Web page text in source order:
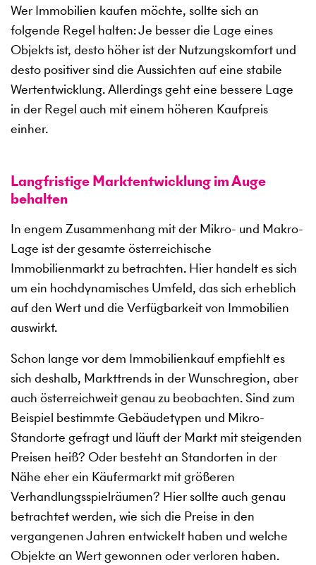
Wer Immobilien kaufen möchte, sollte sich an
folgende Regel halten: Je besser die Lage eines
Objekts ist, desto höher ist der Nutzungskomfort und
desto positiver sind die Aussichten auf eine stabile
Wertentwicklung. Allerdings geht eine bessere Lage
in der Regel auch mit einem höheren Kaufpreis
einher.
Langfristige Marktentwicklung im Auge
behalten
In engem Zusammenhang mit der Mikro- und Makro-
Lage ist der gesamte österreichische
Immobilienmarkt zu betrachten. Hier handelt es sich
um ein hochdynamisches Umfeld, das sich erheblich
auf den Wert und die Verfügbarkeit von Immobilien
auswirkt.
Schon lange vor dem Immobilienkauf empfiehlt es
sich deshalb, Markttrends in der Wunschregion, aber
auch österreichweit genau zu beobachten. Sind zum
Beispiel bestimmte Gebäudetypen und Mikro-
Standorte gefragt und läuft der Markt mit steigenden
Preisen heiß? Oder besteht an Standorten in der
Nähe eher ein Käufermarkt mit größeren
Verhandlungsspielräumen? Hier sollte auch genau
betrachtet werden, wie sich die Preise in den
vergangenen Jahren entwickelt haben und welche
Objekte an Wert gewonnen oder verloren haben.